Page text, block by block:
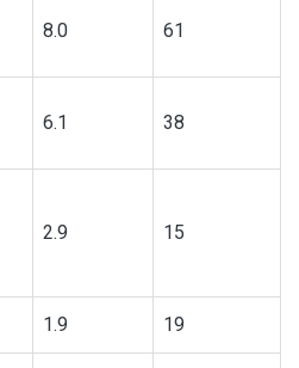
8.0 61
6.1 38
2.9 15
1.9 19